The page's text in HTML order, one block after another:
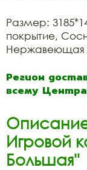
Размер:
покрытие,
Нержавеющая
Регион
всему
Игровой
Большая"